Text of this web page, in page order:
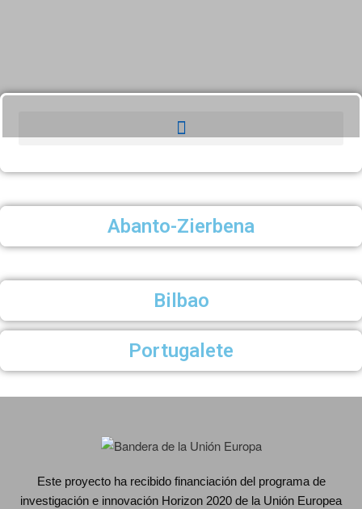
Abanto-Zierbena
Bilbao
Portugalete
Este proyecto ha recibido financiación del programa de
investigación e innovación Horizon 2020 de la Unión Europea